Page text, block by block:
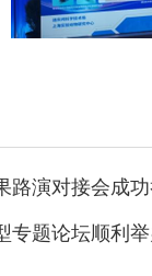
路演对接会成
专题论坛顺利